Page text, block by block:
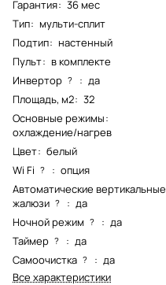
Гарантия: 36 мес
Тип: мульти-сплит
Подтип: настенный
Пульт: в комплекте
Инвертор ? : да
Площадь, м2: 32
Основные режимы:
охлаждение/нагрев
Цвет: белый
Wi Fi ? : опция
Автоматические вертикальные
жалюзи ? : да
Ночной режим ? : да
Таймер ? : да
Самоочистка ? : да
Все характеристики